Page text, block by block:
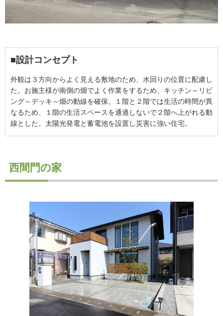
■設計コンセプト
外観は３方向からよく見える敷地のため、水回りの位置に配慮し
た。お施主様が南側の畑でよく作業をするため、キッチン～リビ
ング～デッキ～畑の動線を確保。１階と２階では生活の時間が異
なるため、１階の生活スペースを通過しないで２階へ上がれる動
線とした。太陽光発電と蓄電池を設置し災害に強い住宅。
西間門の家